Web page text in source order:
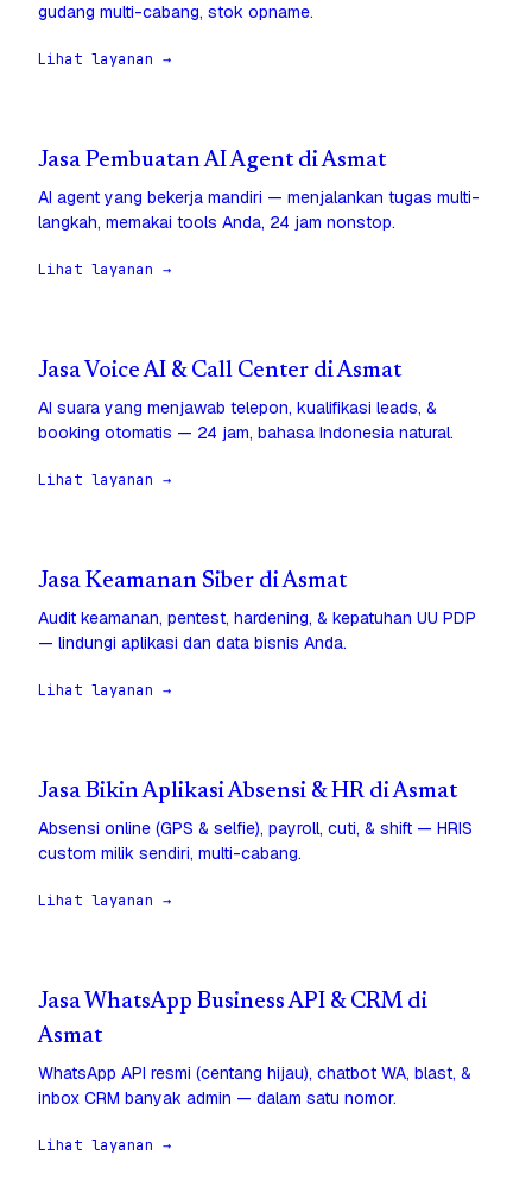
gudang multi-cabang, stok opname.
Lihat layanan →
Jasa Pembuatan AI Agent di Asmat
AI agent yang bekerja mandiri — menjalankan tugas multi-
langkah, memakai tools Anda, 24 jam nonstop.
Lihat layanan →
Jasa Voice AI & Call Center di Asmat
AI suara yang menjawab telepon, kualifikasi leads, &
booking otomatis — 24 jam, bahasa Indonesia natural.
Lihat layanan →
Jasa Keamanan Siber di Asmat
Audit keamanan, pentest, hardening, & kepatuhan UU PDP
— lindungi aplikasi dan data bisnis Anda.
Lihat layanan →
Jasa Bikin Aplikasi Absensi & HR di Asmat
Absensi online (GPS & selfie), payroll, cuti, & shift — HRIS
custom milik sendiri, multi-cabang.
Lihat layanan →
Jasa WhatsApp Business API & CRM di
Asmat
WhatsApp API resmi (centang hijau), chatbot WA, blast, &
inbox CRM banyak admin — dalam satu nomor.
Lihat layanan →